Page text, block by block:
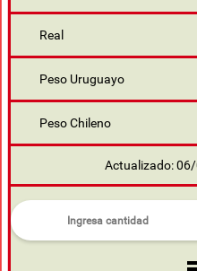
Real
Peso Uruguayo
Peso Chileno
Actualizado: